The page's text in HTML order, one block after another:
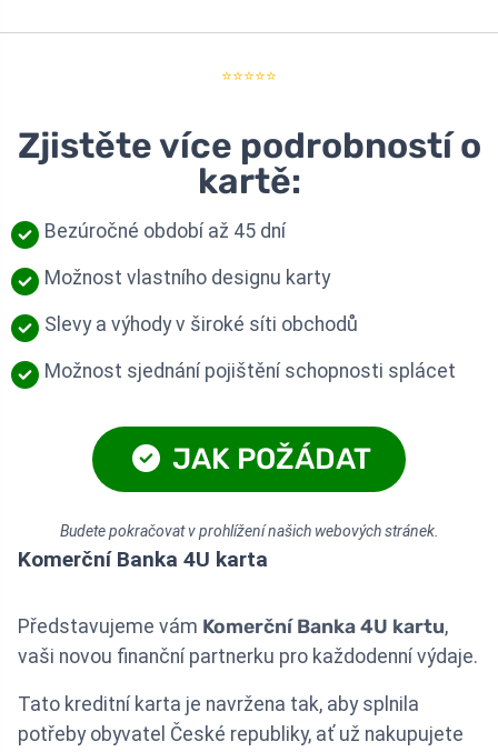
⭐⭐⭐⭐⭐
Zjistěte více podrobností o
kartě:
Bezúročné období až 45 dní
Možnost vlastního designu karty
Slevy a výhody v široké síti obchodů
Možnost sjednání pojištění schopnosti splácet
JAK POŽÁDAT
Budete pokračovat v prohlížení našich webových stránek.
Komerční Banka 4U karta
Představujeme vám Komerční Banka 4U kartu,
vaši novou finanční partnerku pro každodenní výdaje.
Tato kreditní karta je navržena tak, aby splnila
potřeby obyvatel České republiky, ať už nakupujete